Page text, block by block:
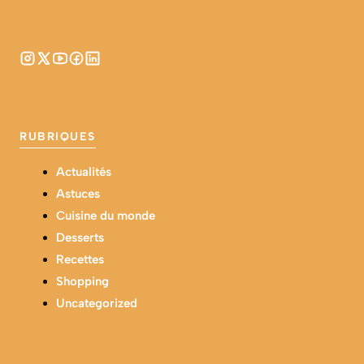
RUBRIQUES
Actualités
Astuces
Cuisine du monde
Desserts
Recettes
Shopping
Uncategorized